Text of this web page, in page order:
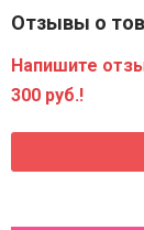
Отзывы о
Напишите
300 руб.!